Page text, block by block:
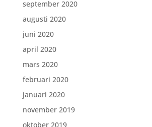
september 2020
augusti 2020
juni 2020
april 2020
mars 2020
februari 2020
januari 2020
november 2019
oktober 2019